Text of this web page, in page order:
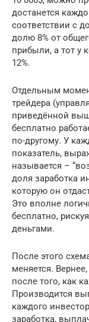
достанется
соответствии с
долю 8% от
прибыли, а тот у
12%.
Отдельным
трейдера
приведённой
бесплатно
по-другому. У
показатель,
называется –
доля заработка
которую он
Это вполне
бесплатно,
деньгами.
После этого
меняется.
после того, как
Производится
каждого
заработка,